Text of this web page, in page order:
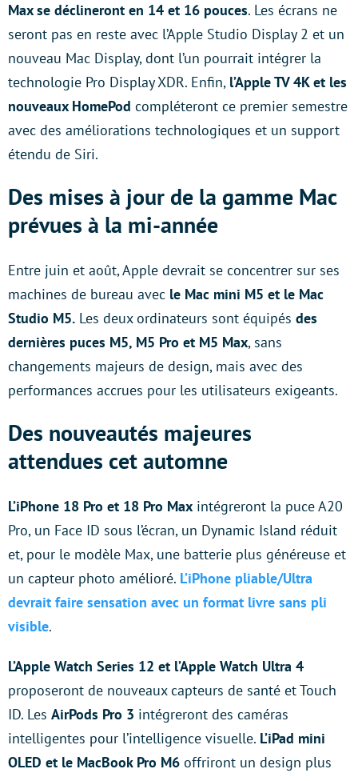
Max se déclineront en 14 et 16 pouces. Les écrans ne
seront pas en reste avec l’Apple Studio Display 2 et un
nouveau Mac Display, dont l’un pourrait intégrer la
technologie Pro Display XDR. Enfin, l’Apple TV 4K et les
nouveaux HomePod compléteront ce premier semestre
avec des améliorations technologiques et un support
étendu de Siri.
Des mises à jour de la gamme Mac
prévues à la mi-année
Entre juin et août, Apple devrait se concentrer sur ses
machines de bureau avec le Mac mini M5 et le Mac
Studio M5. Les deux ordinateurs sont équipés des
dernières puces M5, M5 Pro et M5 Max, sans
changements majeurs de design, mais avec des
performances accrues pour les utilisateurs exigeants.
Des nouveautés majeures
attendues cet automne
L’iPhone 18 Pro et 18 Pro Max intégreront la puce A20
Pro, un Face ID sous l’écran, un Dynamic Island réduit
et, pour le modèle Max, une batterie plus généreuse et
un capteur photo amélioré. L’iPhone pliable/Ultra
devrait faire sensation avec un format livre sans pli
visible.
L’Apple Watch Series 12 et l’Apple Watch Ultra 4
proposeront de nouveaux capteurs de santé et Touch
ID. Les AirPods Pro 3 intégreront des caméras
intelligentes pour l’intelligence visuelle. L’iPad mini
OLED et le MacBook Pro M6 offriront un design plus